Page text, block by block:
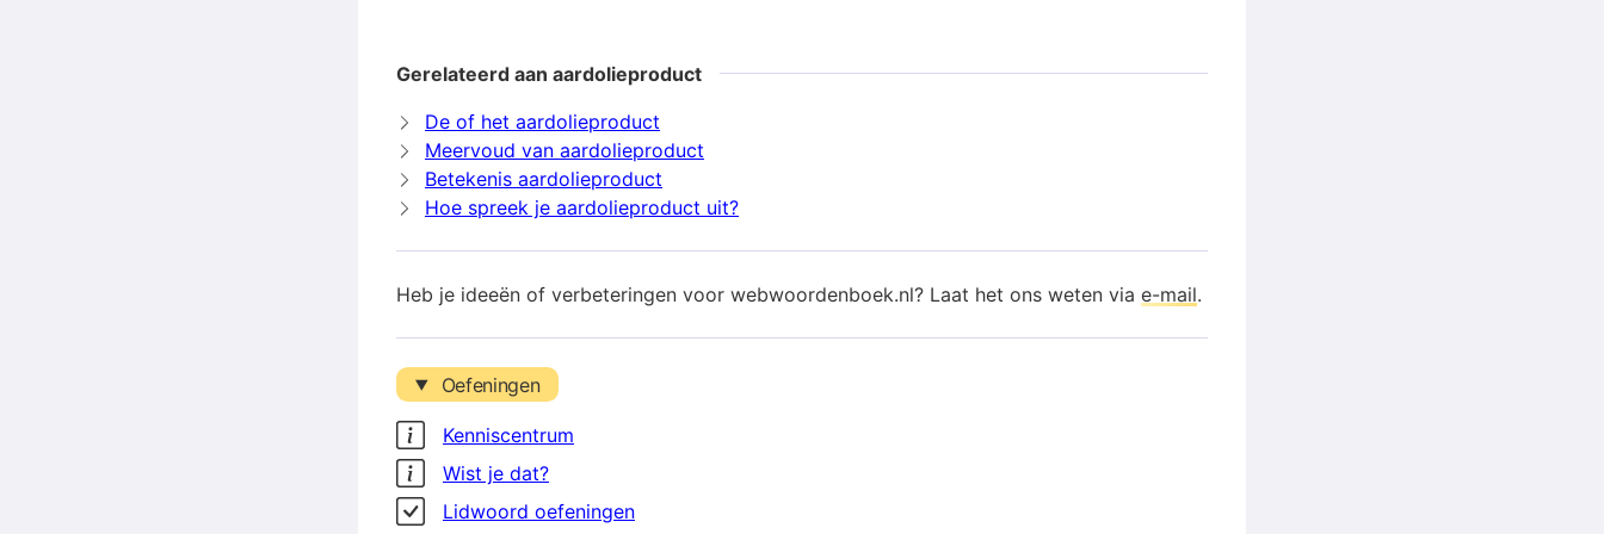
Gerelateerd aan aardolieproduct
De of het aardolieproduct
Meervoud van aardolieproduct
Betekenis aardolieproduct
Hoe spreek je aardolieproduct uit?
Heb je ideeën of verbeteringen voor webwoordenboek.nl? Laat het ons weten via e-mail.
Oefeningen
Kenniscentrum
Wist je dat?
Lidwoord oefeningen